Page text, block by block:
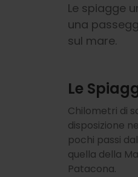
Le spiagge
una
sul mare.
Le
Chilometri di
disposizione
pochi passi
quella della
Patacona.